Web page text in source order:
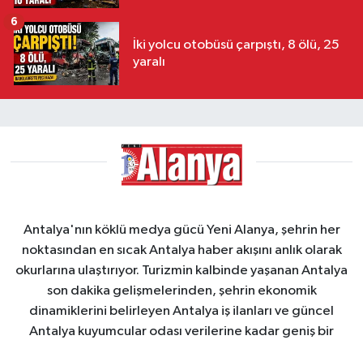
İki yolcu otobüsü çarpıştı, 8 ölü, 25
yaralı
6
Antalya'nın köklü medya gücü Yeni Alanya, şehrin her
noktasından en sıcak Antalya haber akışını anlık olarak
okurlarına ulaştırıyor. Turizmin kalbinde yaşanan Antalya
son dakika gelişmelerinden, şehrin ekonomik
dinamiklerini belirleyen Antalya iş ilanları ve güncel
Antalya kuyumcular odası verilerine kadar geniş bir